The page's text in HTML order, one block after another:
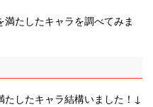
たしたキャラを調べてみま
したキャラ結構いました！↓